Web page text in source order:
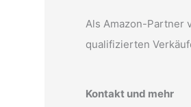
Als Amazon-Partner
qualifizierten
Kontakt und mehr